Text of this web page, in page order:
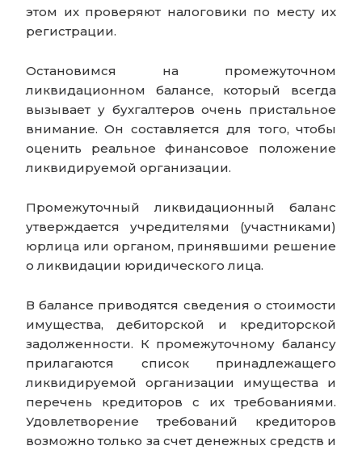
этом их проверяют налоговики по месту их
регистрации.
Остановимся на промежуточном
ликвидационном балансе, который всегда
вызывает у бухгалтеров очень пристальное
внимание. Он составляется для того, чтобы
оценить реальное финансовое положение
ликвидируемой организации.
Промежуточный ликвидационный баланс
утверждается учредителями (участниками)
юрлица или органом, принявшими решение
о ликвидации юридического лица.
В балансе приводятся сведения о стоимости
имущества, дебиторской и кредиторской
задолженности. К промежуточному балансу
прилагаются список принадлежащего
ликвидируемой организации имущества и
перечень кредиторов с их требованиями.
Удовлетворение требований кредиторов
возможно только за счет денежных средств и